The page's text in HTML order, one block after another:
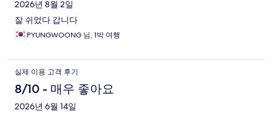
2026년 8월 2일
잘 쉬었다 갑니다
PYUNGWOONG 님, 1박 여행
실제 이용 고객 후기
8/10 - 매우 좋아요
2026년 6월 14일